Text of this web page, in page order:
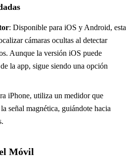
: Disponible para iOS y Android, esta
cámaras ocultas al detectar
Aunque la versión iOS puede
la app, sigue siendo una opción
iPhone, utiliza un medidor que
señal magnética, guiándote hacia
Móvil